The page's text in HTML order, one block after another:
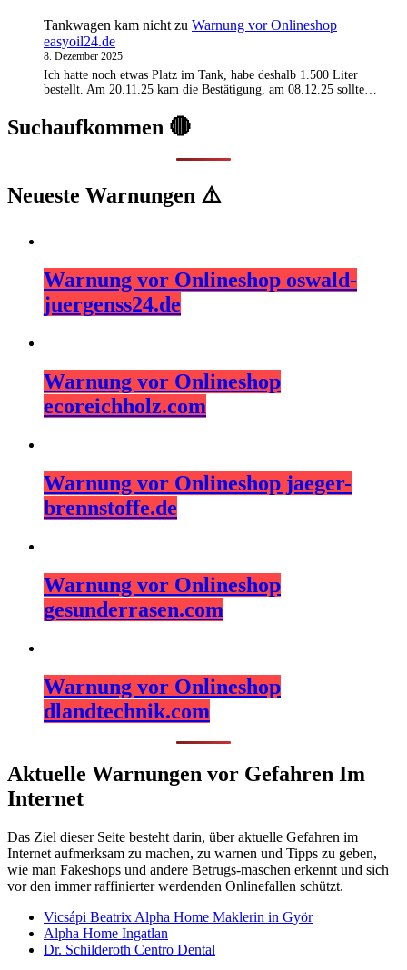
Tankwagen kam nicht zu Warnung vor Onlineshop
easyoil24.de
8. Dezember 2025
Ich hatte noch etwas Platz im Tank, habe deshalb 1.500 Liter
bestellt. Am 20.11.25 kam die Bestätigung, am 08.12.25 sollte…
Suchaufkommen 🔴
Neueste Warnungen ⚠️
Warnung vor Onlineshop oswald-
juergenss24.de
Warnung vor Onlineshop
ecoreichholz.com
Warnung vor Onlineshop jaeger-
brennstoffe.de
Warnung vor Onlineshop
gesunderrasen.com
Warnung vor Onlineshop
dlandtechnik.com
Aktuelle Warnungen vor Gefahren Im
Internet
Das Ziel dieser Seite besteht darin, über aktuelle Gefahren im
Internet aufmerksam zu machen, zu warnen und Tipps zu geben,
wie man Fakeshops und andere Betrugs-maschen erkennt und sich
vor den immer raffinierter werdenden Onlinefallen schützt.
Vicsápi Beatrix Alpha Home Maklerin in Györ
Alpha Home Ingatlan
Dr. Schilderoth Centro Dental